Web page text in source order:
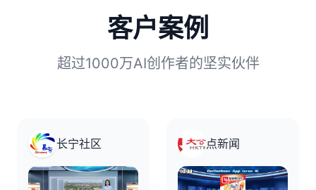
客户案例
超过1000万AI创作者的坚实伙伴
长宁社区 点新闻